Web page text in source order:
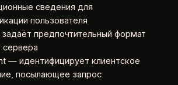
сведения для
пользователя
предпочтительный формат
сервера
— идентифицирует клиентское
посылающее запрос